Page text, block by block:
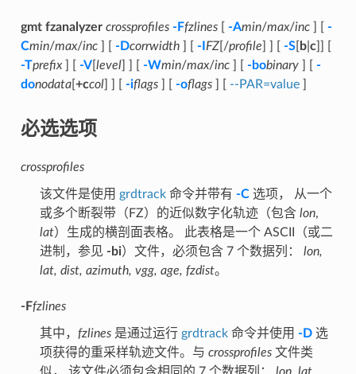
gmt fzanalyzer crossprofiles -Ffzlines[ -Amin/max/inc] [ -
Cmin/max/inc] [ -Dcorrwidth] [ -I FZ[/profile -S[ b| c]] [
-Tprefix] [ -V[ level] ] [ -Wmin/max/inc] [ -bobinary] [ -
donodata[ +ccol] ] [ -iflags] [ -oflags] [ --PAR=value]
必选选项
crossprofiles
该文件是使用 grdtrack命令并带有 -C选项， 从一个
或多个断裂带（FZ）的近似数字化轨迹（包含 lon,
lat）生成的横剖面表格。 此表格是一个 ASCII（或二
进制，参见 -bi）文件，必须包含 7 个数据列： lon,
lat, dist, azimuth, vgg, age, fzdist。
-Ffzlines
其中， fzlines是通过运行 grdtrack命令并使用 -D选
项获得的重采样轨迹文件。与 crossprofiles文件类